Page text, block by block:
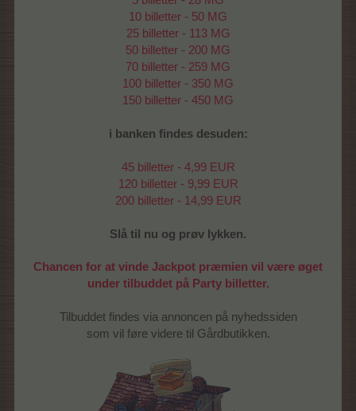
10 billetter - 50 MG
25 billetter - 113 MG
50 billetter - 200 MG
70 billetter - 259 MG
100 billetter - 350 MG
150 billetter - 450 MG
i banken findes desuden:
45 billetter - 4,99 EUR
120 billetter - 9,99 EUR
200 billetter - 14,99 EUR
Slå til nu og prøv lykken.
Chancen for at vinde Jackpot præmien vil være øget
under tilbuddet på Party billetter.
Tilbuddet findes via annoncen på nyhedssiden
som vil føre videre til Gårdbutikken.